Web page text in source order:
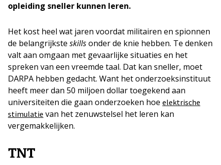
opleiding sneller kunnen leren.
Het kost heel wat jaren voordat militairen en spionnen
de belangrijkste skillsonder de knie hebben. Te denken
valt aan omgaan met gevaarlijke situaties en het
spreken van een vreemde taal. Dat kan sneller, moet
DARPA hebben gedacht. Want het onderzoeksinstituut
heeft meer dan 50 miljoen dollar toegekend aan
universiteiten die gaan onderzoeken hoe elektrische
stimulatie van het zenuwstelsel het leren kan
vergemakkelijken.
TNT